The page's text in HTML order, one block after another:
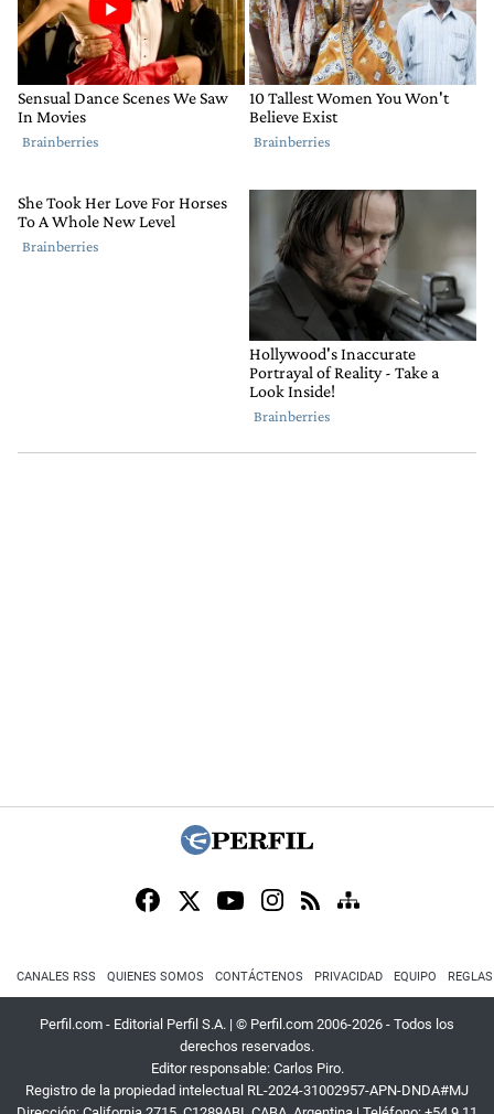
CANALES RSS QUIENES SOMOS CONTÁCTENOS PRIVACIDAD EQUIPO
Perfil.com - Editorial Perfil S.A. | © Perfil.com 2006-2026 - Todos los
derechos reservados.
Editor responsable: Carlos Piro.
Registro de la propiedad intelectual RL-2024-31002957-APN-DNDA#MJ